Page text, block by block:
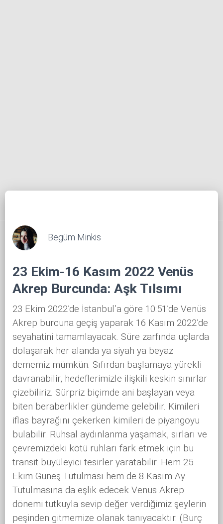
Begüm Minkis
23 Ekim-16 Kasım 2022 Venüs
Akrep Burcunda: Aşk Tılsımı
23 Ekim 2022’de İstanbul’a göre 10:51’de Venüs
Akrep burcuna geçiş yaparak 16 Kasım 2022’de
seyahatini tamamlayacak. Süre zarfında uçlarda
dolaşarak her alanda ya siyah ya beyaz
dememiz mümkün. Sıfırdan başlamaya yürekli
davranabilir, hedeflerimizle ilişkili keskin sınırlar
çizebiliriz. Sürpriz biçimde ani başlayan veya
biten beraberlikler gündeme gelebilir. Kimileri
iflas bayrağını çekerken kimileri de piyangoyu
bulabilir. Ruhsal aydınlanma yaşamak, sırları ve
çevremizdeki kötü ruhları fark etmek için bu
transit büyüleyici tesirler yaratabilir. Hem 25
Ekim Güneş Tutulması hem de 8 Kasım Ay
Tutulmasına da eşlik edecek Venüs Akrep
dönemi tutkuyla sevip değer verdiğimiz şeylerin
peşinden gitmemize olanak tanıyacaktır. (Burç